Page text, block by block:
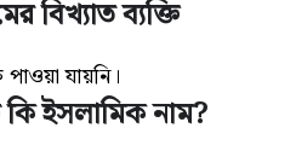
বিখ্যাত ব্যক্তি
যায়নি।
ইসলামিক নাম?